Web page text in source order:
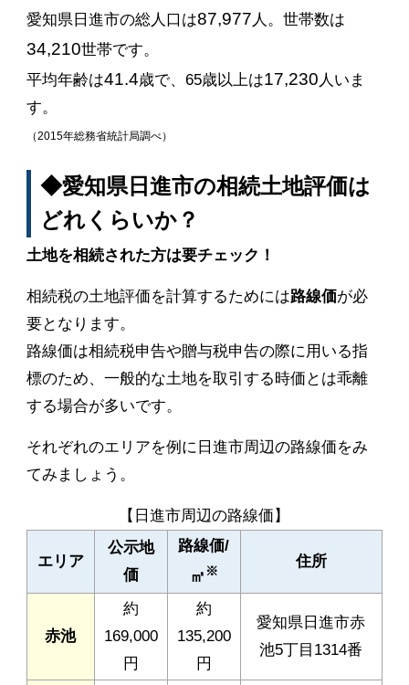
愛知県日進市の総人口は87,977 人。世帯数は
34,210世帯です。
平均年齢は41.4歳で、65歳以上は17,230 人いま
す。
（2015年総務省統計局調べ）
◆愛知県日進市の相続土地評価は
どれくらいか？
土地を相続された方は要チェック！
相続税の土地評価を計算するためには路線価が必
要となります。
路線価は相続税申告や贈与税申告の際に用いる指
標のため、一般的な土地を取引する時価とは乖離
する場合が多いです。
それぞれのエリアを例に日進市周辺の路線価をみ
てみましょう。
【日進市周辺の路線価】
エリア
公示地
価
路線価/
㎡ ※
住所
赤池
約
169,000
円
約
135,200
円
愛知県日進市赤
池5丁目1314番